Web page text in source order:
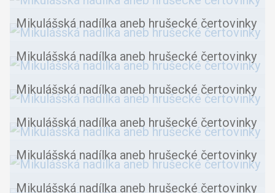
Mikulášská nadílka aneb hrušecké čertovinky
Mikulášská nadílka aneb hrušecké čertovinky
Mikulášská nadílka aneb hrušecké čertovinky
Mikulášská nadílka aneb hrušecké čertovinky
Mikulášská nadílka aneb hrušecké čertovinky
Mikulášská nadílka aneb hrušecké čertovinky